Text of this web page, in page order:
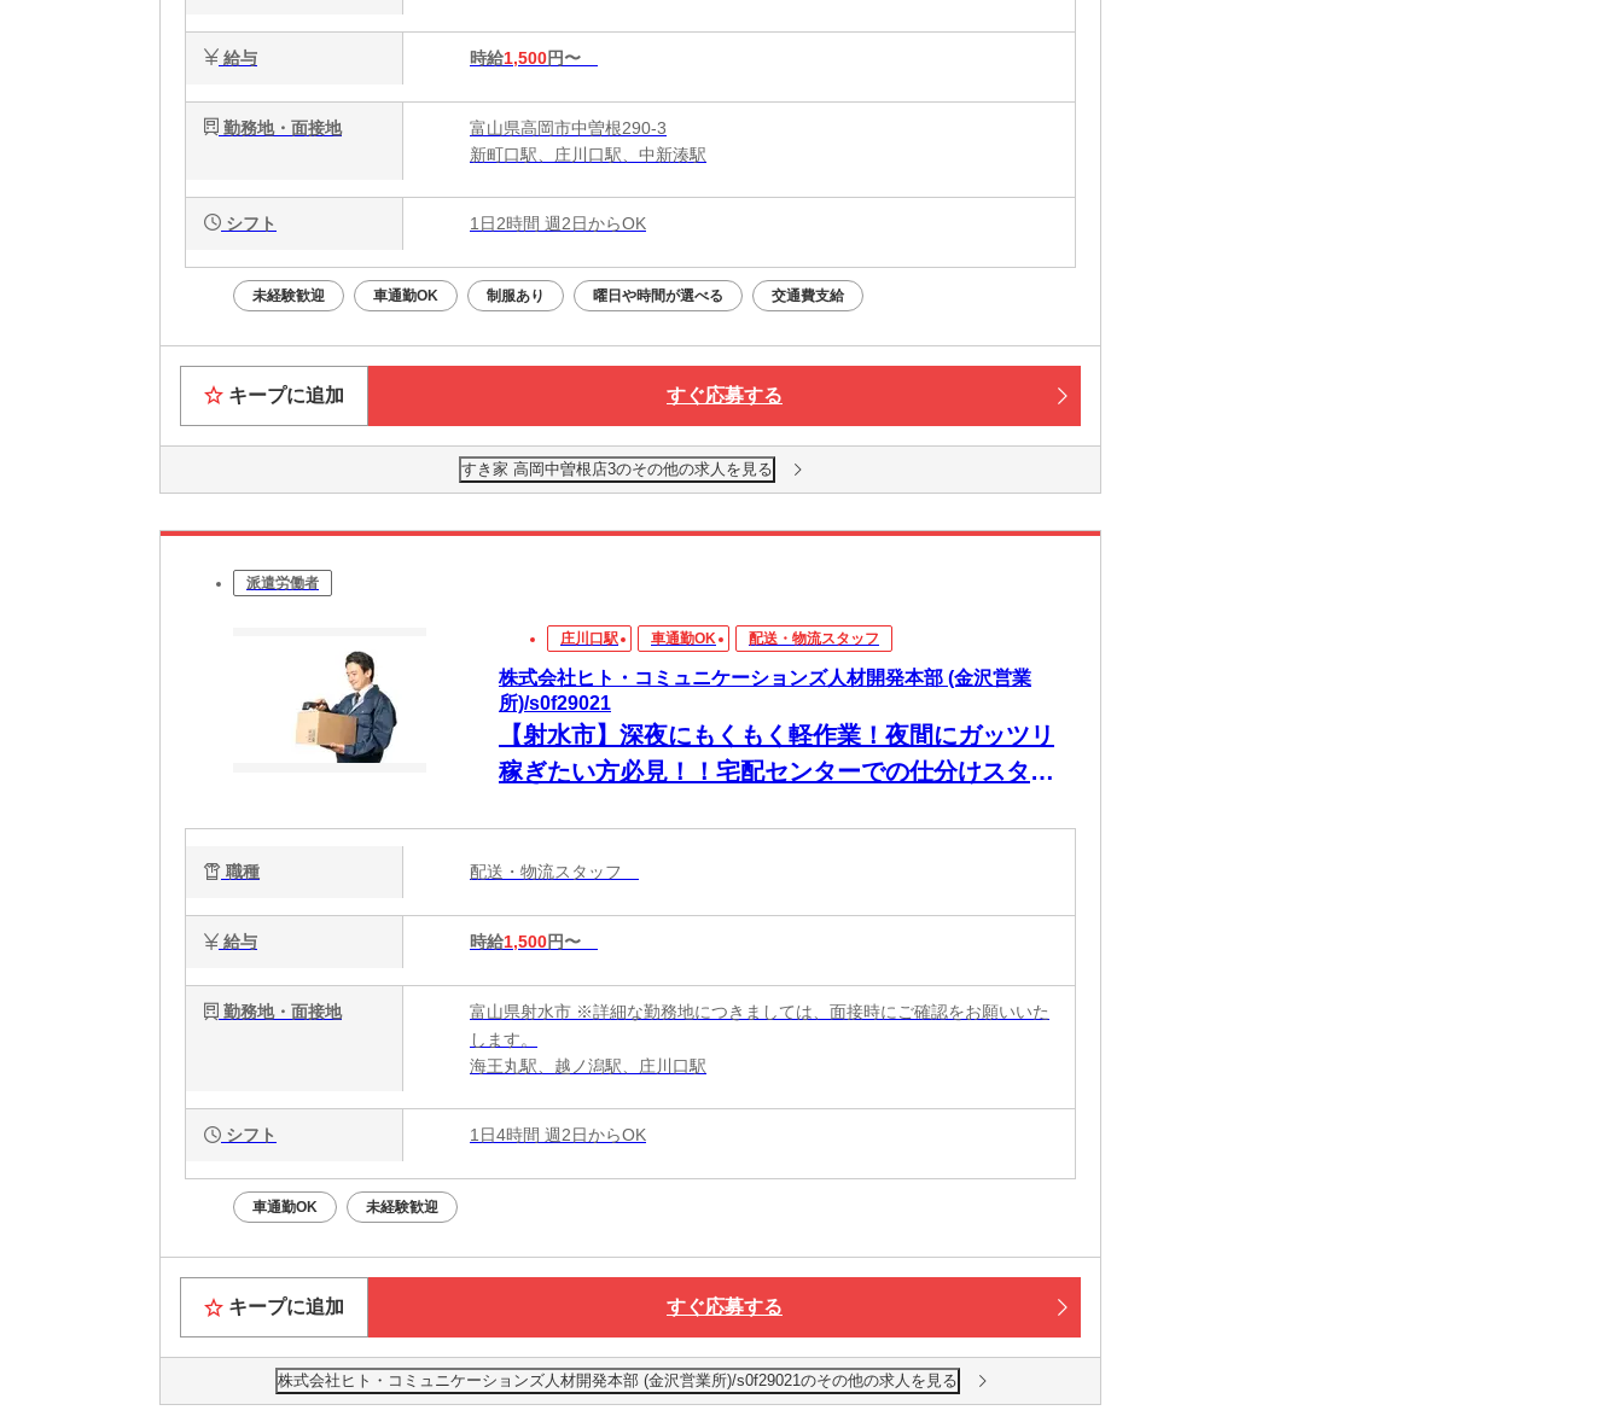
給与 時給1,500円〜
勤務地・面接地
富山県高岡市中曽根290-3
新町口駅、庄川口駅、中新湊駅
シフト 1日2時間 週2日からOK
未経験歓迎 車通勤OK 制服あり 曜日や時間が選べる 交通費支給
キープに追加 すぐ応募する
すき家 高岡中曽根店3のその他の求人を見る
派遣労働者
庄川口駅 車通勤OK 配送・物流スタッフ
株式会社ヒト・コミュニケーションズ人材開発本部 (金沢営業
所)/s0f29021
【射水市】深夜にもくもく軽作業！夜間にガッツリ
稼ぎたい方必見！！宅配センターでの仕分けスタッ
職種 配送・物流スタッフ
給与 時給1,500円〜
勤務地・面接地
富山県射水市 ※詳細な勤務地につきましては、面接時にご確認をお願いいた
します。
海王丸駅、越ノ潟駅、庄川口駅
シフト 1日4時間 週2日からOK
車通勤OK 未経験歓迎
キープに追加 すぐ応募する
株式会社ヒト・コミュニケーションズ人材開発本部 (金沢営業所)/s0f29021のその他の求人を見る